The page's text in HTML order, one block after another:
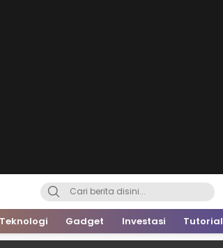
Teknologi Gadget Investasi Tutorial